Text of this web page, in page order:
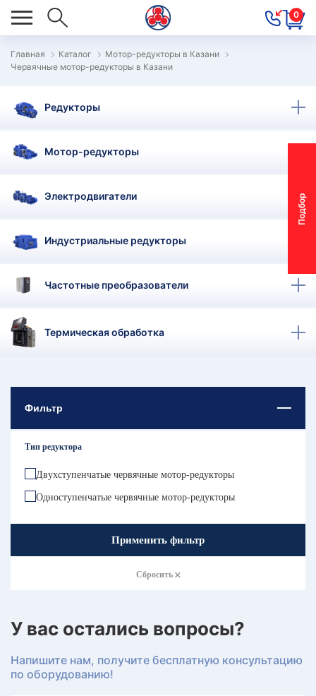
0
П
о
д
б
о
р
м
о
т
о
р
-
р
е
д
у
к
т
о
р
Главная Каталог
Мотор-редукторы в Казани
Червячные мотор-редукторы в Казани
Редукторы
Мотор-редукторы
Электродвигатели
Индустриальные редукторы
Частотные преобразователи
Термическая обработка
Фильтр
Тип редуктора
Двухступенчатые червячные мотор-редукторы
Одноступенчатые червячные мотор-редукторы
Применить фильтр
Сбросить
У вас остались вопросы?
Напишите нам, получите бесплатную консультацию
по оборудованию!